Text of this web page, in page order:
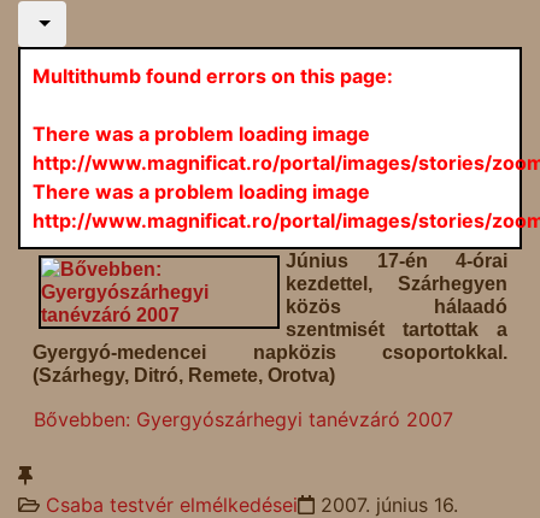
Multithumb found errors on this page:
There was a problem loading image
http://www.magnificat.ro/portal/images/stories/
There was a problem loading image
http://www.magnificat.ro/portal/images/stories/
Június 17-én 4-órai
kezdettel, Szárhegyen
közös hálaadó
szentmisét tartottak a
Gyergyó-medencei napközis csoportokkal.
(Szárhegy, Ditró, Remete, Orotva)
Bővebben: Gyergyószárhegyi tanévzáró 2007
Csaba testvér elmélkedései
2007. június 16.